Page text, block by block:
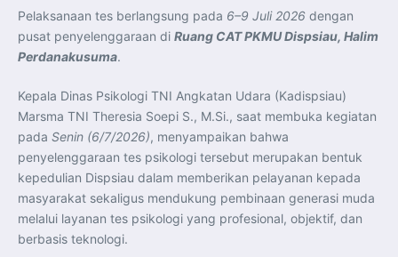
Gratis
Presiden Prabowo Resmi Lantik Sudaryono sebagai
Kepala Badan Gizi Nasional
Presiden Prabowo Lantik Sudaryono sebagai Kepala
sebagai Pedoman Utama Perwira TNI-Polri
Presiden Prabowo Lantik 1.177 Perwira Remaja TNI-Polri
pada Upacara Praspa 2026
Mensesneg Tegaskan Komitmen Pemerintah Bangun
Ekosistem Kendaraan Listrik Nasional
Penerbang T-50i Golden Eagle TNI AU Ikuti Latihan
DBFM dalam Pitch Black 2026 di Australia
Pemerintah dan DPR Sepakati RUU PFII Lanjut ke
Pembicaraan Tingkat II di Rapat Paripurna
Pemerintah Tetapkan Minimal 60 Persen Gas Blok
Masela untuk Kebutuhan Domestik
Presiden Prabowo: “Indonesia di Jalur Tepat untuk
Wujudkan Penghapusan Kemiskinan dan Kelaparan”
Pelaksanaan tes berlangsung pada 6–9 Juli 2026 dengan
pusat penyelenggaraan di Ruang CAT PKMU Dispsiau, Halim
Perdanakusuma.
Kepala Dinas Psikologi TNI Angkatan Udara (Kadispsiau)
Marsma TNI Theresia Soepi S., M.Si., saat membuka kegiatan
pada Senin (6/7/2026), menyampaikan bahwa
penyelenggaraan tes psikologi tersebut merupakan bentuk
kepedulian Dispsiau dalam memberikan pelayanan kepada
masyarakat sekaligus mendukung pembinaan generasi muda
melalui layanan tes psikologi yang profesional, objektif, dan
berbasis teknologi.